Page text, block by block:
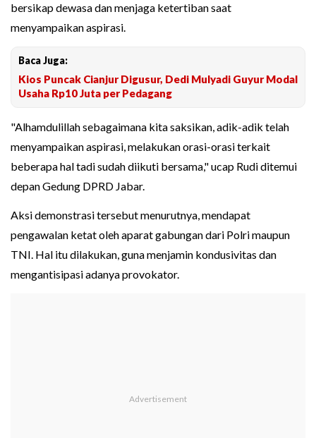
bersikap dewasa dan menjaga ketertiban saat
menyampaikan aspirasi.
Baca Juga:
Kios Puncak Cianjur Digusur, Dedi Mulyadi Guyur Modal
Usaha Rp10 Juta per Pedagang
"Alhamdulillah sebagaimana kita saksikan, adik-adik telah
menyampaikan aspirasi, melakukan orasi-orasi terkait
beberapa hal tadi sudah diikuti bersama," ucap Rudi ditemui
depan Gedung DPRD Jabar.
Aksi demonstrasi tersebut menurutnya, mendapat
pengawalan ketat oleh aparat gabungan dari Polri maupun
TNI. Hal itu dilakukan, guna menjamin kondusivitas dan
mengantisipasi adanya provokator.